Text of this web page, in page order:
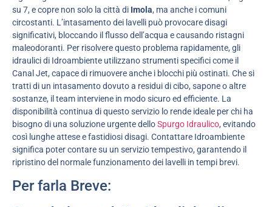
su 7, e copre non solo la città di Imola, ma anche i comuni
circostanti. L’intasamento dei lavelli può provocare disagi
significativi, bloccando il flusso dell’acqua e causando ristagni
maleodoranti. Per risolvere questo problema rapidamente, gli
idraulici di Idroambiente utilizzano strumenti specifici come il
Canal Jet, capace di rimuovere anche i blocchi più ostinati. Che si
tratti di un intasamento dovuto a residui di cibo, sapone o altre
sostanze, il team interviene in modo sicuro ed efficiente. La
disponibilità continua di questo servizio lo rende ideale per chi ha
bisogno di una soluzione urgente delloSpurgo Idraulico, evitando
così lunghe attese e fastidiosi disagi. Contattare Idroambiente
significa poter contare su un servizio tempestivo, garantendo il
ripristino del normale funzionamento dei lavelli in tempi brevi.
Per farla Breve: